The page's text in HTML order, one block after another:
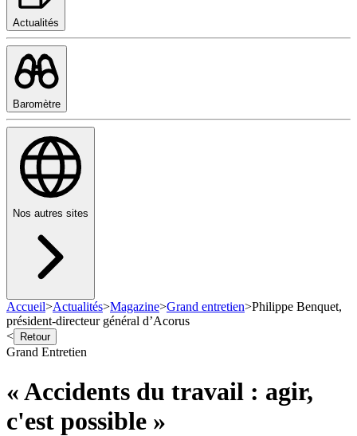
Actualités
Baromètre
Nos autres sites
Accueil>Actualités>Magazine>Grand entretien>Philippe Benquet,
président-directeur général d’Acorus
<
Retour
Grand Entretien
« Accidents du travail : agir,
c'est possible »